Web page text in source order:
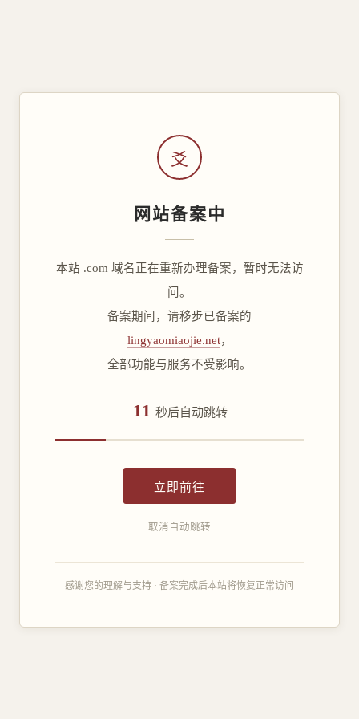
爻
网站备案中
本站 .com 域名正在重新办理备案，暂时无法访
问。
备案期间，请移步已备案的
lingyaomiaojie.net，
全部功能与服务不受影响。
11 秒后自动跳转
立即前往
取消自动跳转
感谢您的理解与支持 · 备案完成后本站将恢复正常访问